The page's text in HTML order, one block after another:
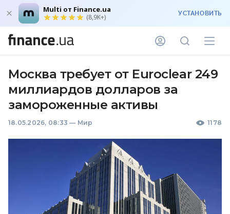
Multi от Finance.ua
(8,9K+) УСТАНОВИТЬ
Москва требует от Euroclear 249
миллиардов долларов за
замороженные активы
18.05.2026, 08:33 — Мир 1178